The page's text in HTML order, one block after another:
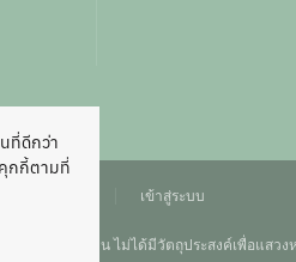
เข้าสู่ระบบ
การของนักเรียน ไม่ได้มีวัตถุประสงค์เพื่อแสว
ที่ดีกว่า
คุกกี้ตามที่